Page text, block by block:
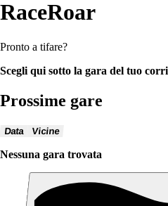
RaceRoar
Pronto a tifare?
Scegli qui sotto la gara del tuo
Prossime gare
Data Vicine
Nessuna gara trovata